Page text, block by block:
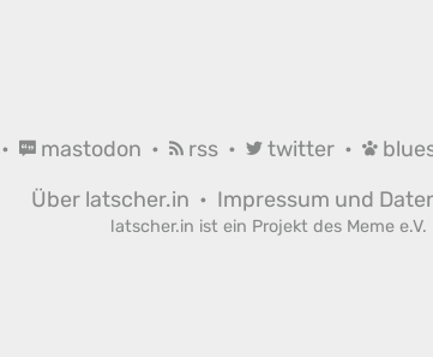
mastodon • rss • twitter •
Über latscher.in • Impressum und
latscher.in ist ein Projekt des Meme e.V.